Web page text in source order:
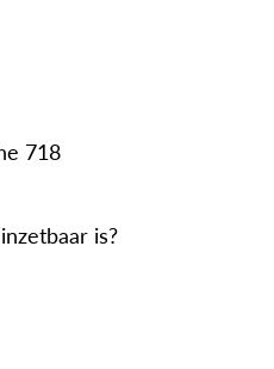
718
is?